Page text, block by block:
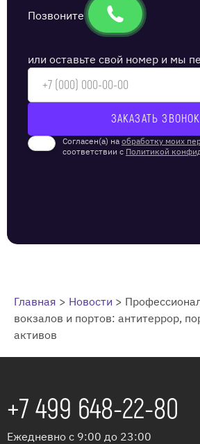
Позвоните
или оставьте свой номер и мы
Согласен(а) на обработку моих
соответствии с Политикой
Главная > Новости >
вокзалов и портов: антитеррор,
активов
+7 499 648-22-80
Ежедневно с 9:00 до 23:00